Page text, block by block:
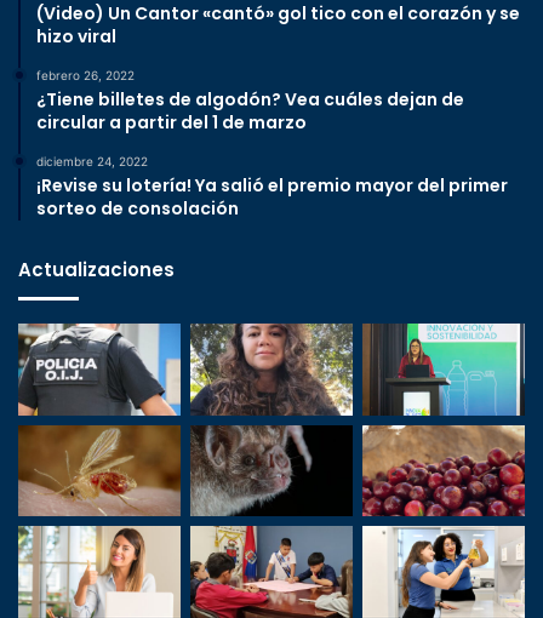
(Video) Un Cantor «cantó» gol tico con el corazón y se
hizo viral
febrero 26, 2022
¿Tiene billetes de algodón? Vea cuáles dejan de
circular a partir del 1 de marzo
diciembre 24, 2022
¡Revise su lotería! Ya salió el premio mayor del primer
sorteo de consolación
Actualizaciones